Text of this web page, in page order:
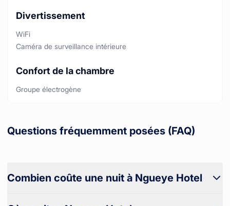
Divertissement
WiFi
Caméra de surveillance intérieure
Confort de la chambre
Groupe électrogène
Questions fréquemment posées (FAQ)
Combien coûte une nuit à Ngueye Hotel